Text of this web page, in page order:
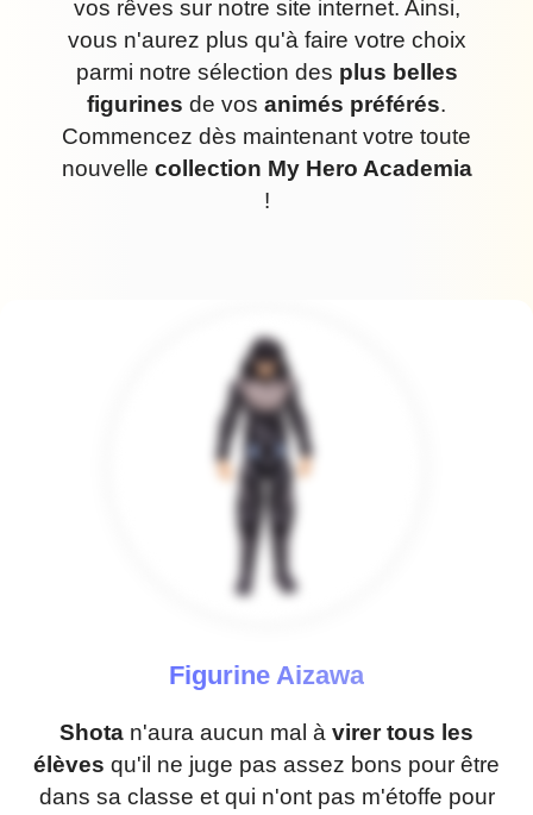
vos rêves sur notre site internet. Ainsi,
vous n'aurez plus qu'à faire votre choix
parmi notre sélection des plus belles
figurines de vos animés préférés.
Commencez dès maintenant votre toute
nouvelle collection My Hero Academia
!
Figurine Aizawa
Shota n'aura aucun mal à virer tous les
élèves qu'il ne juge pas assez bons pour être
dans sa classe et qui n'ont pas m'étoffe pour